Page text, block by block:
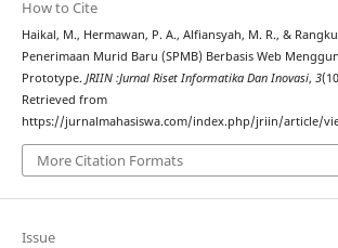
How to Cite
Haikal, M., Hermawan, P. A., Alfiansyah, M. R., &
Penerimaan Murid Baru (SPMB) Berbasis Web
Prototype. JRIIN :Jurnal Riset Informatika Dan Inovasi, 3
Retrieved from
https://jurnalmahasiswa.com/index.php/jriin/article/
More Citation Formats
Issue